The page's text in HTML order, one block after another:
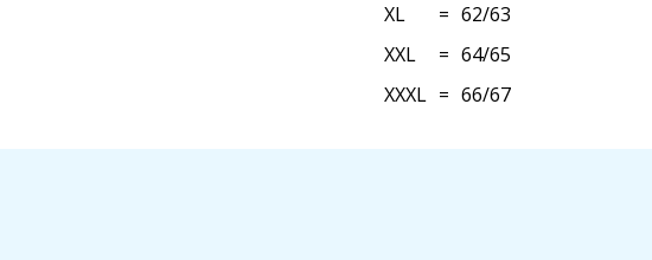
XL
= 62/63
XXL
= 64/65
XXXL = 66/67